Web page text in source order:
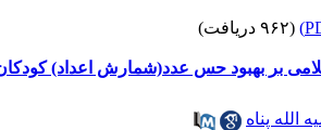
(۹۶۲ دریافت)
بر بهبود حس عدد(شمارش اعداد)
الله پناه